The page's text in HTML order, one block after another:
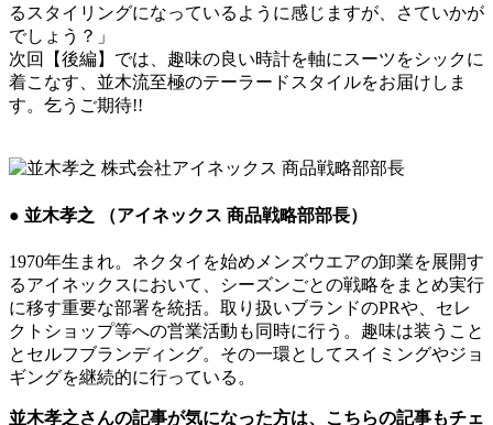
るスタイリングになっているように感じますが、さていかが
でしょう？」
次回【後編】では、趣味の良い時計を軸にスーツをシックに
着こなす、並木流至極のテーラードスタイルをお届けしま
す。乞うご期待!!
● 並木孝之 （アイネックス 商品戦略部部長）
1970年生まれ。ネクタイを始めメンズウエアの卸業を展開す
るアイネックスにおいて、シーズンごとの戦略をまとめ実行
に移す重要な部署を統括。取り扱いブランドのPRや、セレ
クトショップ等への営業活動も同時に行う。趣味は装うこと
とセルフブランディング。その一環としてスイミングやジョ
ギングを継続的に行っている。
並木孝之さんの記事が気になった方は、こちらの記事もチェ